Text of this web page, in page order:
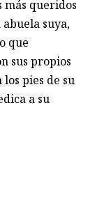
más queridos
suya,
que
sus propios
pies de su
a su